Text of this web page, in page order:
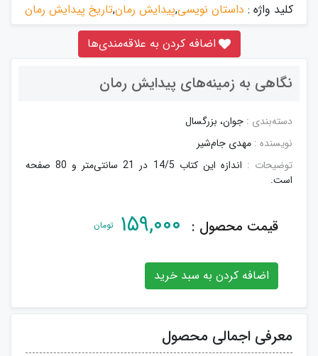
کلید واژه : داستان نویسی,پیدایش رمان,تاریخ پیدایش رمان
اضافه کردن به علاقه‌مندی‌ها
نگاهی به زمینه‌های پیدایش رمان
دسته‌بندی : جوان، بزرگسال
نویسنده : مهدی جام‌شیر
توضیحات :
اندازه این کتاب 14/5 در 21 سانتی‌متر و 80 صفحه
است.
قیمت محصول : ۱۵۹,۰۰۰ تومان
اضافه کردن به سبد خرید
معرفی اجمالی محصول